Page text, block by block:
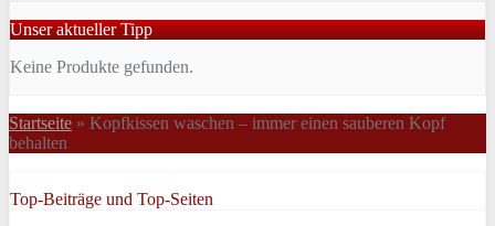
Unser aktueller Tipp
Keine Produkte gefunden.
Startseite » Kopfkissen waschen – immer einen sauberen Kopf
behalten
Top-Beiträge und Top-Seiten